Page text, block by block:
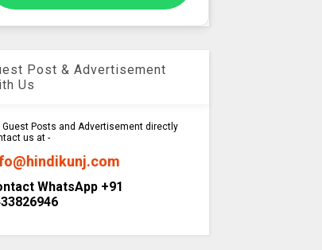
Post & Advertisement
Us
Guest Posts and Advertisement directly
us at -
WhatsApp +91